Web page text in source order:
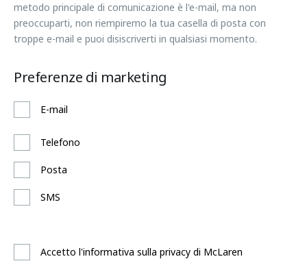
metodo principale di comunicazione è l'e-mail, ma non
preoccuparti, non riempiremo la tua casella di posta con
troppe e-mail e puoi disiscriverti in qualsiasi momento.
Preferenze di marketing
E-mail
Telefono
Posta
SMS
Accetto l'informativa sulla privacy di McLaren